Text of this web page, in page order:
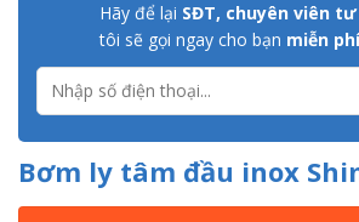
Hãy để lại SĐT, chuyên viên
tôi sẽ gọi ngay cho bạn miễn
Bơm ly tâm đầu inox